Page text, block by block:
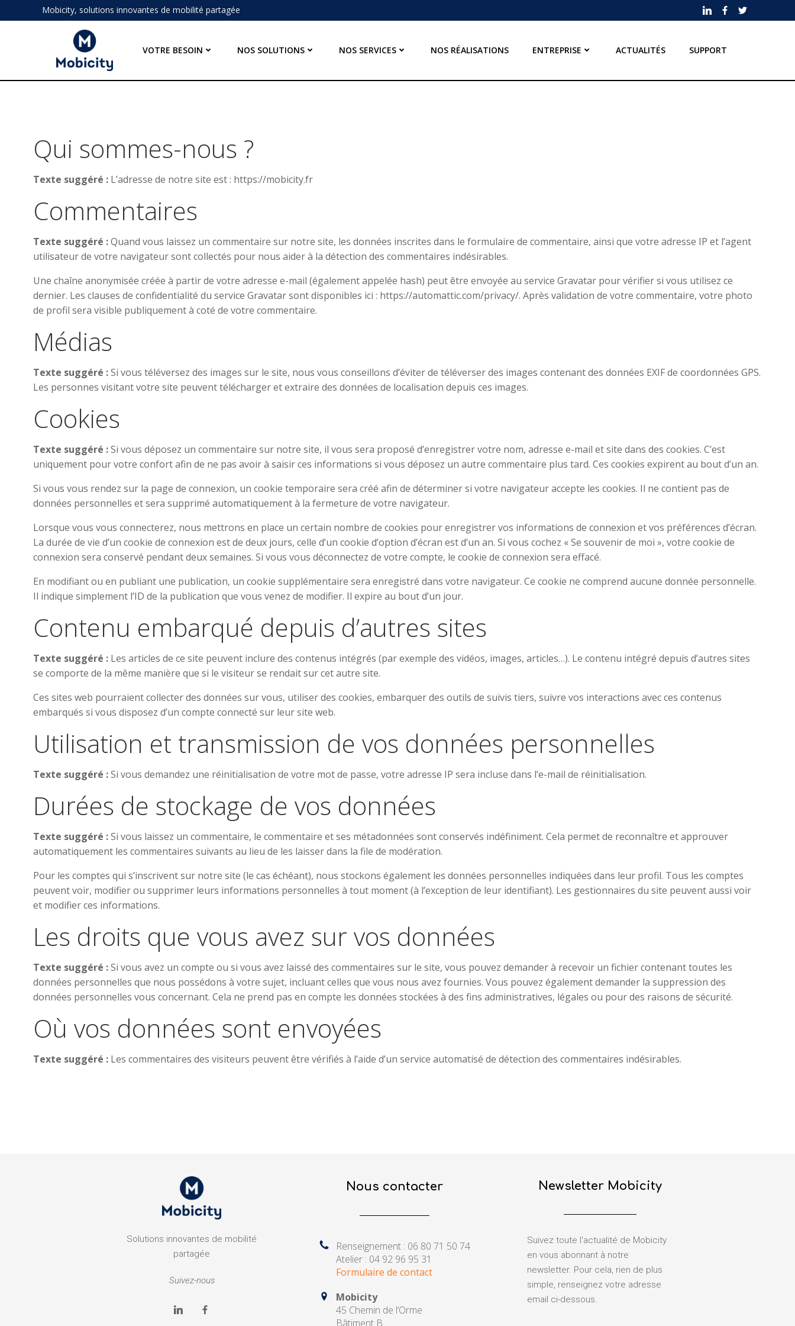
au
Mobicity, solutions innovantes de mobilité partagée
VOTRE BESOIN NOS SOLUTIONS NOS SERVICES NOS RÉALISATIONS ENTREPRISE ACTUALITÉS SUPPORT
Qui sommes-nous ?
Texte suggéré : L’adresse de notre site est : https://mobicity.fr
Commentaires
Texte suggéré :Quand vous laissez un commentaire sur notre site, les données inscrites dans le formulaire de commentaire, ainsi que votre adresse IP et l’agent
utilisateur de votre navigateur sont collectés pour nous aider à la détection des commentaires indésirables.
Une chaîne anonymisée créée à partir de votre adresse e-mail (également appelée hash) peut être envoyée au service Gravatar pour vérifier si vous utilisez ce
dernier. Les clauses de confidentialité du service Gravatar sont disponibles ici : https://automattic.com/privacy/. Après validation de votre commentaire, votre photo
de profil sera visible publiquement à coté de votre commentaire.
Médias
Texte suggéré :Si vous téléversez des images sur le site, nous vous conseillons d’éviter de téléverser des images contenant des données EXIF de coordonnées GPS.
Les personnes visitant votre site peuvent télécharger et extraire des données de localisation depuis ces images.
Cookies
Texte suggéré :Si vous déposez un commentaire sur notre site, il vous sera proposé d’enregistrer votre nom, adresse e-mail et site dans des cookies. C’est
uniquement pour votre confort afin de ne pas avoir à saisir ces informations si vous déposez un autre commentaire plus tard. Ces cookies expirent au bout d’un an.
Si vous vous rendez sur la page de connexion, un cookie temporaire sera créé afin de déterminer si votre navigateur accepte les cookies. Il ne contient pas de
données personnelles et sera supprimé automatiquement à la fermeture de votre navigateur.
Lorsque vous vous connecterez, nous mettrons en place un certain nombre de cookies pour enregistrer vos informations de connexion et vos préférences d’écran.
La durée de vie d’un cookie de connexion est de deux jours, celle d’un cookie d’option d’écran est d’un an. Si vous cochez « Se souvenir de moi », votre cookie de
connexion sera conservé pendant deux semaines. Si vous vous déconnectez de votre compte, le cookie de connexion sera effacé.
En modifiant ou en publiant une publication, un cookie supplémentaire sera enregistré dans votre navigateur. Ce cookie ne comprend aucune donnée personnelle.
Il indique simplement l’ID de la publication que vous venez de modifier. Il expire au bout d’un jour.
Contenu embarqué depuis d’autres sites
Texte suggéré : Les articles de ce site peuvent inclure des contenus intégrés (par exemple des vidéos, images, articles…). Le contenu intégré depuis d’autres sites
se comporte de la même manière que si le visiteur se rendait sur cet autre site.
Ces sites web pourraient collecter des données sur vous, utiliser des cookies, embarquer des outils de suivis tiers, suivre vos interactions avec ces contenus
embarqués si vous disposez d’un compte connecté sur leur site web.
Utilisation et transmission de vos données personnelles
Texte suggéré :Si vous demandez une réinitialisation de votre mot de passe, votre adresse IP sera incluse dans l’e-mail de réinitialisation.
Durées de stockage de vos données
Texte suggéré :Si vous laissez un commentaire, le commentaire et ses métadonnées sont conservés indéfiniment. Cela permet de reconnaître et approuver
automatiquement les commentaires suivants au lieu de les laisser dans la file de modération.
Pour les comptes qui s’inscrivent sur notre site (le cas échéant), nous stockons également les données personnelles indiquées dans leur profil. Tous les comptes
peuvent voir, modifier ou supprimer leurs informations personnelles à tout moment (à l’exception de leur identifiant). Les gestionnaires du site peuvent aussi voir
et modifier ces informations.
Les droits que vous avez sur vos données
Texte suggéré :Si vous avez un compte ou si vous avez laissé des commentaires sur le site, vous pouvez demander à recevoir un fichier contenant toutes les
données personnelles que nous possédons à votre sujet, incluant celles que vous nous avez fournies. Vous pouvez également demander la suppression des
données personnelles vous concernant. Cela ne prend pas en compte les données stockées à des fins administratives, légales ou pour des raisons de sécurité.
Où vos données sont envoyées
Texte suggéré : Les commentaires des visiteurs peuvent être vérifiés à l’aide d’un service automatisé de détection des commentaires indésirables.
Solutions innovantes de mobilité
partagée
Suivez-nous
Nous contacter
Renseignement : 06 80 71 50 74
Atelier : 04 92 96 95 31
Formulaire de contact
Mobicity
45 Chemin de l’Orme
Bâtiment B
Newsletter Mobicity
Suivez toute l'actualité de Mobicity
en vous abonnant à notre
newsletter. Pour cela, rien de plus
simple, renseignez votre adresse
email ci-dessous.